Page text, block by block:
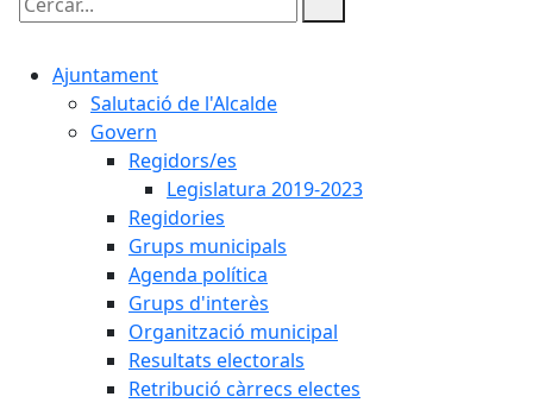
Cercar:
Ajuntament
Salutació de l'Alcalde
Govern
Regidors/es
Legislatura 2019-2023
Regidories
Grups municipals
Agenda política
Grups d'interès
Organització municipal
Resultats electorals
Retribució càrrecs electes